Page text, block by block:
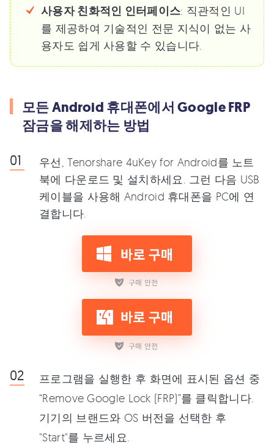
사용자 친화적인 인터페이스: 직관적인 UI
를 제공하여 기술적인 전문 지식이 없는 사
용자도 쉽게 사용할 수 있습니다.
모든 Android 휴대폰에서 Google FRP
잠금을 해제하는 방법
우선, Tenorshare 4uKey for Android를 노트
북에 다운로드 및 설치하세요. 그런 다음 USB
케이블을 사용해 Android 휴대폰을 PC에 연
결합니다.
프로그램을 실행한 후 화면에 표시된 옵션 중
“Remove Google Lock (FRP)”를 클릭합니다.
기기의 브랜드와 OS 버전을 선택한 후
"Start"를 누르세요.